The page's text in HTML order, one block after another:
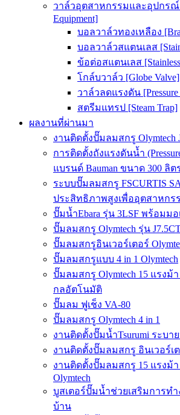
วาล์วอุตสาหกรรมและอุปกรณ์
Equipment]
บอลวาล์วทองเหลือง
บอลวาล์วสแตนเลส
ข้อต่อสแตนเลส
โกล์บวาล์ว [Globe Valve]
วาล์วลดแรงดัน [Pressure
สตรีมแทรป [Steam Trap]
ผลงานที่ผ่านมา
งานติดตั้งปั๊มลมสกรู Olymtech
การติดตั้งถังแรงดันน้ำ
แบรนด์ Bauman ขนาด 300 ลิต
ระบบปั๊มลมสกรู FSCURTIS
ประสิทธิภาพสูงเพื่ออุตสาหกร
ปั๊มน้ำEbara รุ่น 3LSF พร้อมม
ปั๊มลมสกรู Olymtech รุ่น
ปั๊มลมสกรูอินเวอร์เตอร์
ปั๊มลมสกรูแบบ 4 in 1 Olymtech
ปั๊มลมสกรู Olymtech 15 แรง
กลอัตโนมัติ
ปั๊มลม ฟูเช็ง VA-80
ปั๊มลมสกรู Olymtech 4 in 1
งานติดตั้งปั๊มน้ำTsurumi ระบ
งานติดตั้งปั๊มลมสกรู อินเวอร์เ
งานติดตั้งปั๊มลมสกรู 15 แรงม้า
Olymtech
บูสเตอร์ปั๊มน้ำช่วยเสริมการท
บ้าน